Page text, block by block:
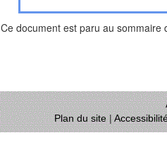
Ce document est paru au sommaire
Plan du site|